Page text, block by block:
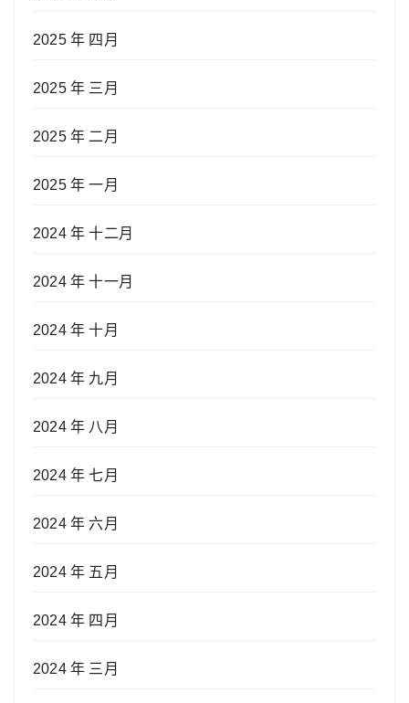
2025 年 四月
2025 年 三月
2025 年 二月
2025 年 一月
2024 年 十二月
2024 年 十一月
2024 年 十月
2024 年 九月
2024 年 八月
2024 年 七月
2024 年 六月
2024 年 五月
2024 年 四月
2024 年 三月